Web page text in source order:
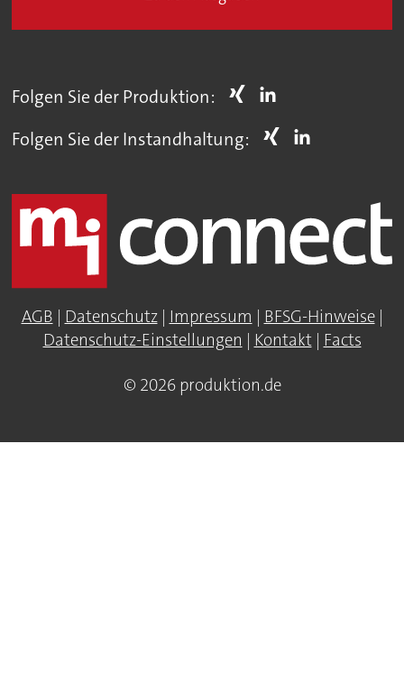
Folgen Sie der Produktion:
Folgen Sie der Instandhaltung:
AGB | Datenschutz| Impressum | BFSG-Hinweise|
Datenschutz-Einstellungen | Kontakt| Facts
© 2026 produktion.de